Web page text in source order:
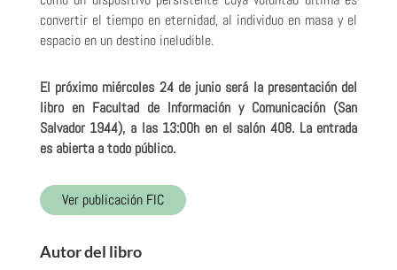
convertir el tiempo en eternidad, al individuo en masa y el
espacio en un destino ineludible.
El próximo miércoles 24 de junio será la presentación del
libro en Facultad de Información y Comunicación (San
Salvador 1944), a las 13:00h en el salón 408. La entrada
es abierta a todo público.
Ver publicación FIC
Autor del libro